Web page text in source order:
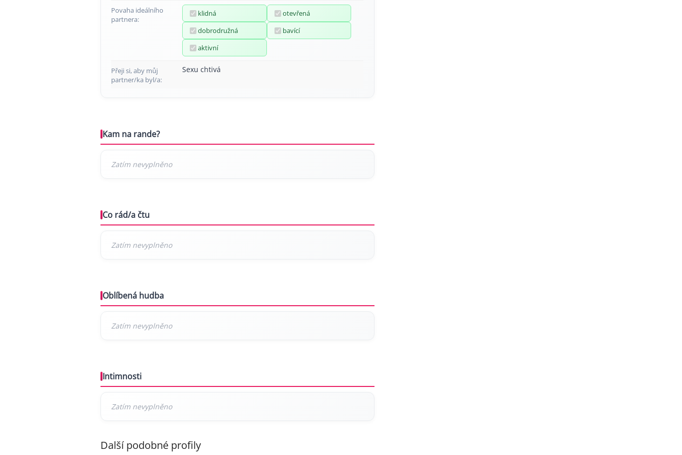
Povaha ideálního
partnera:
klidná
otevřená
dobrodružná
bavící
aktivní
Přeji si, aby můj
partner/ka byl/a:
Sexu chtivá
Kam na rande?
Co rád/a čtu
Oblíbená hudba
Intimnosti
Další podobné profily